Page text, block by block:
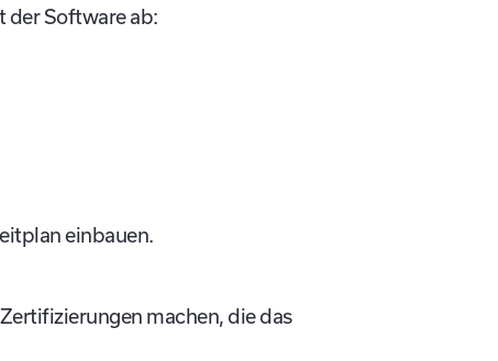
der Software ab:
einbauen.
machen, die das